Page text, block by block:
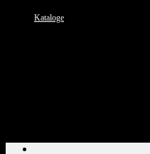
Kataloge